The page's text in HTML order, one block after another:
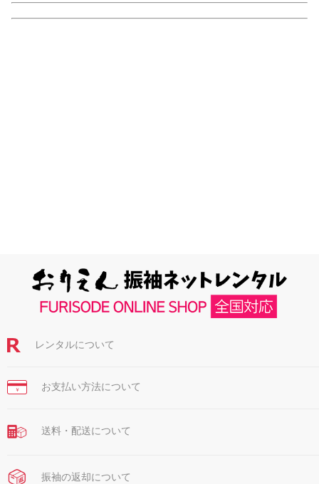
レンタルについて
￥ お支払い方法について
送料・配送について
振袖の返却について